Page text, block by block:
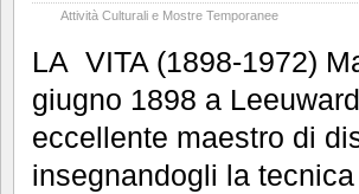
Attività Culturali e Mostre Temporanee
LA VITA (1898-1972)
giugno 1898 a
eccellente maestro di
insegnandogli la